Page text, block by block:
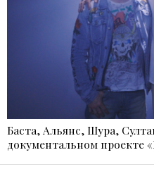
Баста, Альянс, Шура,
документальном